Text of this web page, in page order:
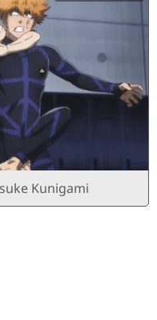
Kunigami